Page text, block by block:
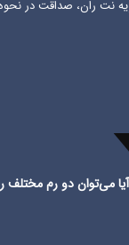
نت ران، صداقت در نحوه
آیا می‌توان دو رم مختلف